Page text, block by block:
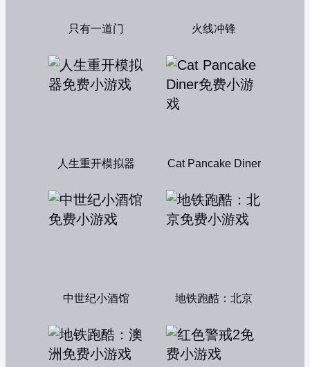
只有一道门 火线冲锋
人生重开模拟器 Cat Pancake Diner
中世纪小酒馆 地铁跑酷：北京